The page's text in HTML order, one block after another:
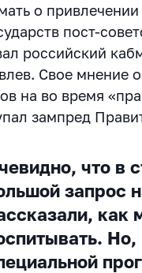
о
пост-
российский
Свое мнение
на во время
зампред
что в
запрос
как